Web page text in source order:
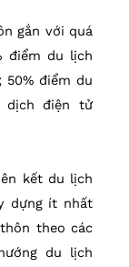
gắn với quá
điểm du lịch
50% điểm du
dịch điện tử
kết du lịch
dựng ít nhất
theo các
du lịch